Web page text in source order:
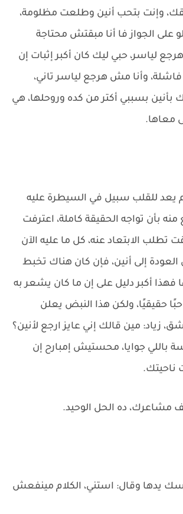
وإنت بتحب أنين وطلعت مظلومة،
على الجواز فا أنا مبقتش محتاجة
لياسر، حبي ليك كان أكبر إثبات إن
فاشلة، وأنا مش هرجع لياسر تاني،
بسببي أكتر من كده وروحلها، هي
معاها.
يعد للقلب سبيل في السيطرة عليه
بأن تواجه الحقيقة كاملة، اعترفت
تطلب الابتعاد عنه، كل ما عليه الآن
العودة إلى أنين، فإن كان هناك تخبط
فهذا أكبر دليل على إن ما كان يشعر به
حقيقيًا، ولكن هذا النبض يعلن
زياد: مين قالك إني عايز ارجع لأنين؟
باللي جوايا، محستيش إمبارح إن
ناحيتك.
مشاعرك، ده الحل الوحيد.
يدها وقال: استني، الكلام مينفعش